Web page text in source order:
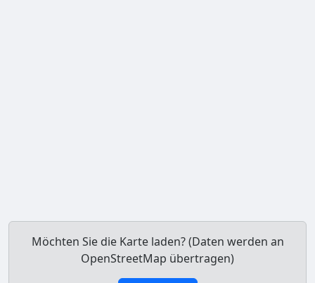
Möchten Sie die Karte laden? (Daten werden an
OpenStreetMap übertragen)